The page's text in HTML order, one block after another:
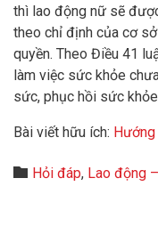
thì lao động nữ sẽ
theo chỉ định của cơ
quyền. Theo Điều 41
làm việc sức khỏe
sức, phục hồi sức
Bài viết hữu ích:
 Category
Hỏi đáp, Lao động